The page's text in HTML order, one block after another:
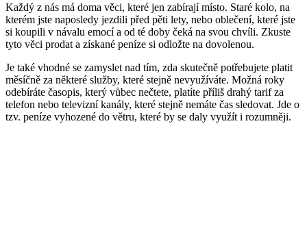
Každý z nás má doma věci, které jen zabírají místo. Staré kolo, na
kterém jste naposledy jezdili před pěti lety, nebo oblečení, které jste
si koupili v návalu emocí a od té doby čeká na svou chvíli. Zkuste
tyto věci prodat a získané peníze si odložte na dovolenou.
Je také vhodné se zamyslet nad tím, zda skutečně potřebujete platit
měsíčně za některé služby, které stejně nevyužíváte. Možná roky
odebíráte časopis, který vůbec nečtete, platíte příliš drahý tarif za
telefon nebo televizní kanály, které stejně nemáte čas sledovat. Jde o
tzv. peníze vyhozené do větru, které by se daly využít i rozumněji.